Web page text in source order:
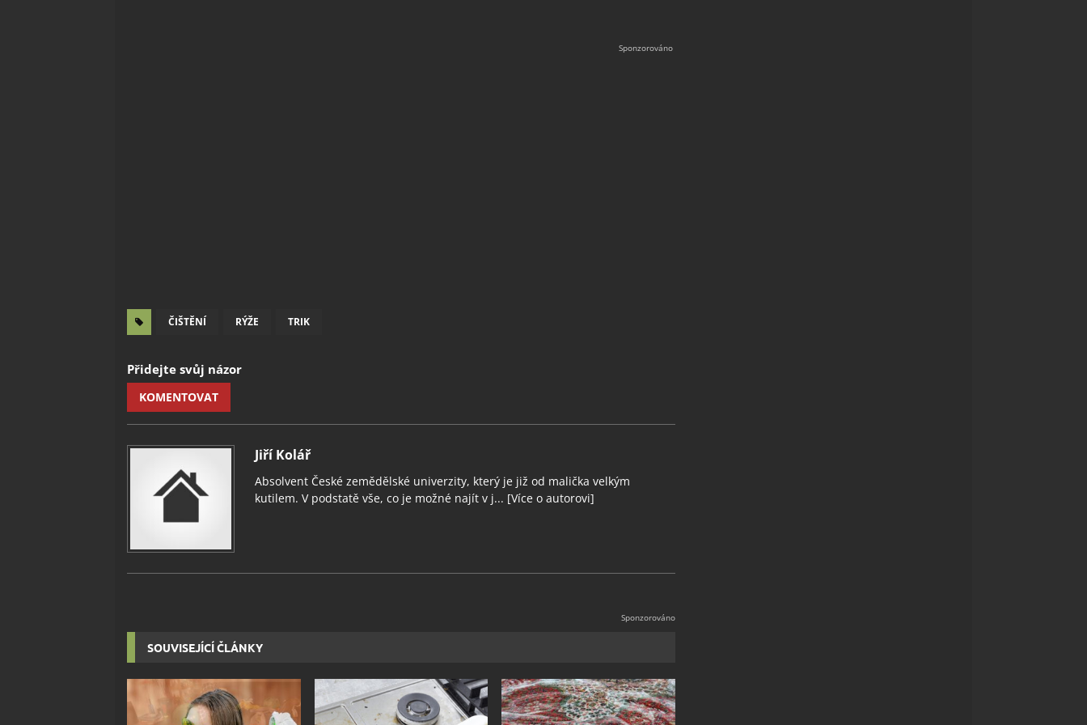
ČIŠTĚNÍ RÝŽE TRIK
Přidejte svůj názor
KOMENTOVAT
Jiří Kolář
Absolvent České zemědělské univerzity, který je již od malička velkým
kutilem. V podstatě vše, co je možné najít v j... [Více o autorovi]
SOUVISEJÍCÍ ČLÁNKY